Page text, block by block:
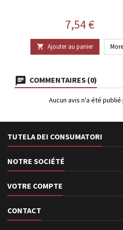
Prix
7,54 €
 Ajouter au panier More
COMMENTAIRES (0)
Aucun avis n'a été
TUTELA DEI CONSUMATORI
NOTRE SOCIÉTÉ
VOTRE COMPTE
CONTACT